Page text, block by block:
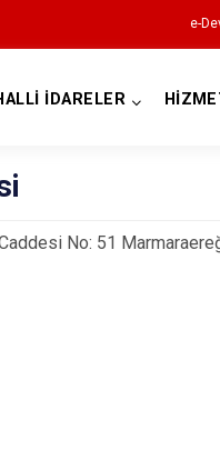
e-
İDARELER
No: 51